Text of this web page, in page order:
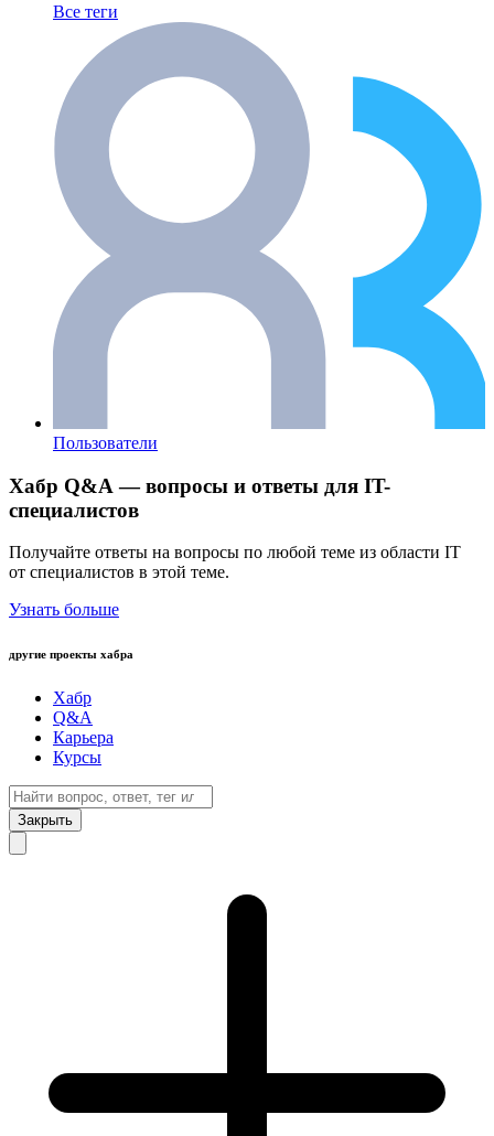
Все теги
Пользователи
Хабр Q&A — вопросы и ответы для IT-
специалистов
Получайте ответы на вопросы по любой теме из области IT
от специалистов в этой теме.
Узнать больше
другие проекты хабра
Хабр
Q&A
Карьера
Курсы
Закрыть